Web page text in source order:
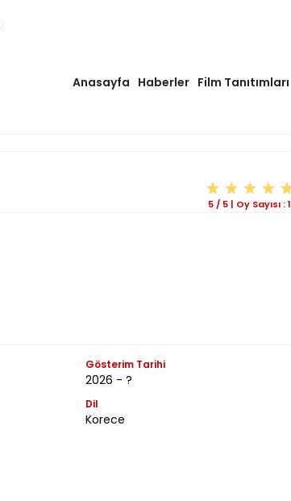
Anasayfa Haberler Film Tanıtımları
5 / 5 | Oy Sayısı :1
Gösterim Tarihi
2026 - ?
Dil
Korece